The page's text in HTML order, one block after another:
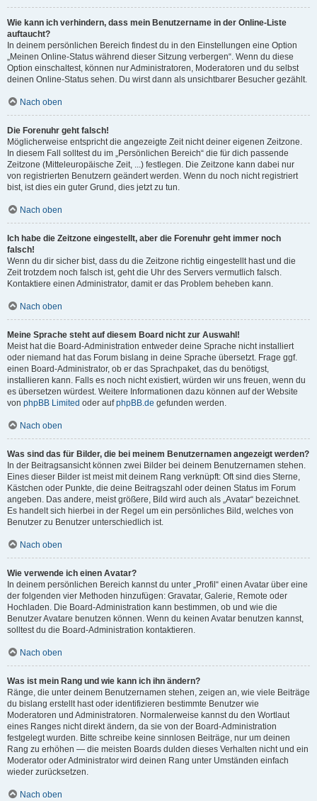
Wie kann ich verhindern, dass mein Benutzername in der Online-Liste
auftaucht?
In deinem persönlichen Bereich findest du in den Einstellungen eine Option
„Meinen Online-Status während dieser Sitzung verbergen“. Wenn du diese
Option einschaltest, können nur Administratoren, Moderatoren und du selbst
deinen Online-Status sehen. Du wirst dann als unsichtbarer Besucher gezählt.
Nach oben
Die Forenuhr geht falsch!
Möglicherweise entspricht die angezeigte Zeit nicht deiner eigenen Zeitzone.
In diesem Fall solltest du im „Persönlichen Bereich“ die für dich passende
Zeitzone (Mitteleuropäische Zeit, ...) festlegen. Die Zeitzone kann dabei nur
von registrierten Benutzern geändert werden. Wenn du noch nicht registriert
bist, ist dies ein guter Grund, dies jetzt zu tun.
Nach oben
Ich habe die Zeitzone eingestellt, aber die Forenuhr geht immer noch
falsch!
Wenn du dir sicher bist, dass du die Zeitzone richtig eingestellt hast und die
Zeit trotzdem noch falsch ist, geht die Uhr des Servers vermutlich falsch.
Kontaktiere einen Administrator, damit er das Problem beheben kann.
Nach oben
Meine Sprache steht auf diesem Board nicht zur Auswahl!
Meist hat die Board-Administration entweder deine Sprache nicht installiert
oder niemand hat das Forum bislang in deine Sprache übersetzt. Frage ggf.
einen Board-Administrator, ob er das Sprachpaket, das du benötigst,
installieren kann. Falls es noch nicht existiert, würden wir uns freuen, wenn du
es übersetzen würdest. Weitere Informationen dazu können auf der Website
von phpBB Limited oder aufphpBB.de gefunden werden.
Nach oben
Was sind das für Bilder, die bei meinem Benutzernamen angezeigt werden?
In der Beitragsansicht können zwei Bilder bei deinem Benutzernamen stehen.
Eines dieser Bilder ist meist mit deinem Rang verknüpft: Oft sind dies Sterne,
Kästchen oder Punkte, die deine Beitragszahl oder deinen Status im Forum
angeben. Das andere, meist größere, Bild wird auch als „Avatar“ bezeichnet.
Es handelt sich hierbei in der Regel um ein persönliches Bild, welches von
Benutzer zu Benutzer unterschiedlich ist.
Nach oben
Wie verwende ich einen Avatar?
In deinem persönlichen Bereich kannst du unter „Profil“ einen Avatar über eine
der folgenden vier Methoden hinzufügen: Gravatar, Galerie, Remote oder
Hochladen. Die Board-Administration kann bestimmen, ob und wie die
Benutzer Avatare benutzen können. Wenn du keinen Avatar benutzen kannst,
solltest du die Board-Administration kontaktieren.
Nach oben
Was ist mein Rang und wie kann ich ihn ändern?
Ränge, die unter deinem Benutzernamen stehen, zeigen an, wie viele Beiträge
du bislang erstellt hast oder identifizieren bestimmte Benutzer wie
Moderatoren und Administratoren. Normalerweise kannst du den Wortlaut
eines Ranges nicht direkt ändern, da sie von der Board-Administration
festgelegt wurden. Bitte schreibe keine sinnlosen Beiträge, nur um deinen
Rang zu erhöhen — die meisten Boards dulden dieses Verhalten nicht und ein
Moderator oder Administrator wird deinen Rang unter Umständen einfach
wieder zurücksetzen.
Nach oben